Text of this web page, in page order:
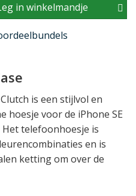
in winkelmandje
is een stijlvol en
hoesje voor de iPhone SE
Het telefoonhoesje is
en is
ketting om over de